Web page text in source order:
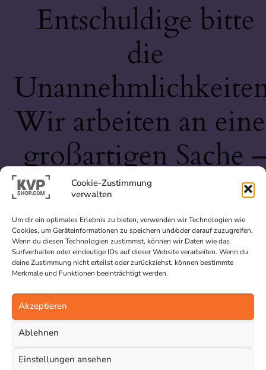
Cookie-Zustimmung
verwalten
Um dir ein optimales Erlebnis zu bieten, verwenden wir Technologien wie
Cookies, um Geräteinformationen zu speichern und/oder darauf zuzugreifen.
Wenn du diesen Technologien zustimmst, können wir Daten wie das
Surfverhalten oder eindeutige IDs auf dieser Website verarbeiten. Wenn du
deine Zustimmung nicht erteilst oder zurückziehst, können bestimmte
Merkmale und Funktionen beeinträchtigt werden.
Akzeptieren
Ablehnen
Einstellungen ansehen
Entschuldige bitte
die
Wir arbeiten an
großartigen Sache
schau bald wieder
vorbei!